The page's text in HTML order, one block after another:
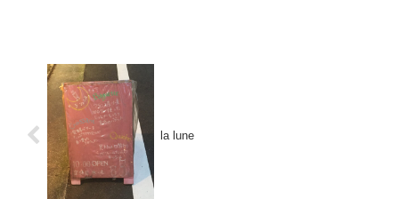
la lune